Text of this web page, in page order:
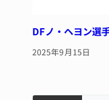
DFノ・ヘヨン選
2025年9月15日